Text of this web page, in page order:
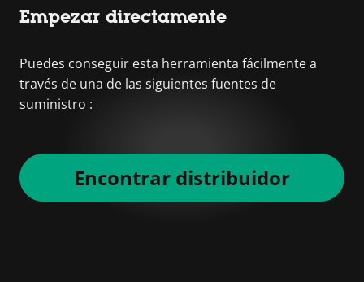
Empezar directamente
Puedes conseguir esta herramienta fácilmente a
través de una de las siguientes fuentes de
suministro :
Encontrar distribuidor